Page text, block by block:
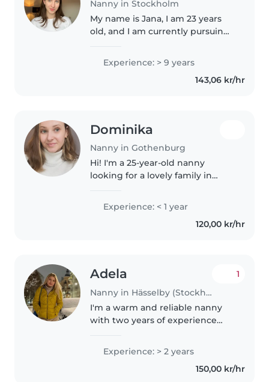
Nanny in Stockholm
My name is Jana, I am 23 years
old, and I am currently pursuing
February until approximately
Experience: > 9 years
143,06 kr/hr
Dominika
Nanny in Gothenburg
Hi! I'm a 25-year-old nanny
looking for a lovely family in
experience with babies and
toddlers, and I truly enjoy being
part of their daily discoveries...
Experience: < 1 year
120,00 kr/hr
Adela
Nanny in Hässelby (Stockholms län)
1
I'm a warm and reliable nanny
with two years of experience
and young children. Fluent in
English, French, and Swedish, I
Experience: > 2 years
150,00 kr/hr